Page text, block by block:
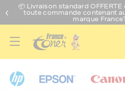
📦 Livraison standard OFFERTE
toute commande contenant
marque